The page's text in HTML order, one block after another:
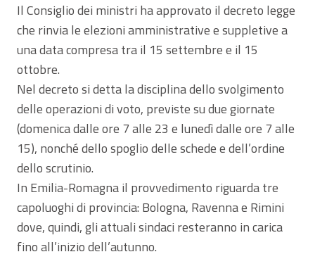
Il Consiglio dei ministri ha approvato il decreto legge
che rinvia le elezioni amministrative e suppletive a
una data compresa tra il 15 settembre e il 15
ottobre.
Nel decreto si detta la disciplina dello svolgimento
delle operazioni di voto, previste su due giornate
(domenica dalle ore 7 alle 23 e lunedì dalle ore 7 alle
15), nonché dello spoglio delle schede e dell’ordine
dello scrutinio.
In Emilia-Romagna il provvedimento riguarda tre
capoluoghi di provincia: Bologna, Ravenna e Rimini
dove, quindi, gli attuali sindaci resteranno in carica
fino all’inizio dell’autunno.